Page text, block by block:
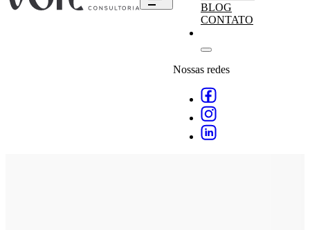
BLOG
CONTATO
Nossas redes